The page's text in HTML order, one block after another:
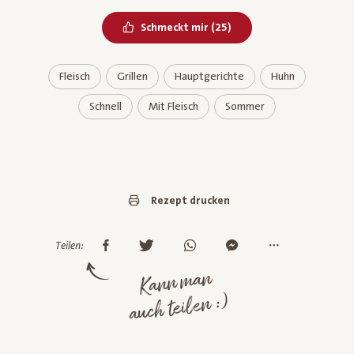
Schmeckt mir Bereits geliked
(25)
Fleisch Grillen Hauptgerichte Huhn
Schnell Mit Fleisch Sommer
Rezept drucken
Teilen:
Kann man
auch teilen :)